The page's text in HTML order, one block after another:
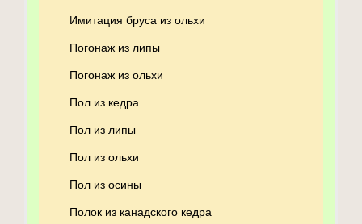
Имитация бруса из ольхи
Погонаж из липы
Погонаж из ольхи
Пол из кедра
Пол из липы
Пол из ольхи
Пол из осины
Полок из канадского кедра